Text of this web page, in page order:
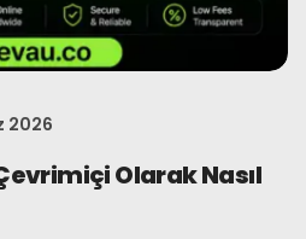
2026
Olarak Nasıl